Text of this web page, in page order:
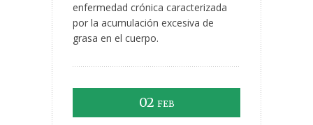
enfermedad crónica caracterizada
por la acumulación excesiva de
grasa en el cuerpo.
02 FEB